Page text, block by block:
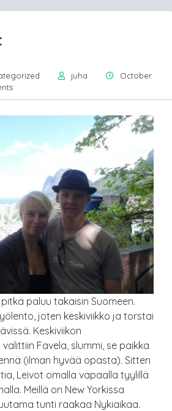
juha
October
paluu takaisin Suomeen.
joten keskiviikko ja torstai
Keskiviikon
Favela, slummi, se paikka
(ilman hyvää opasta). Sitten
Leivot omalla vapaalla tyylillä
Meillä on New Yorkissa
tunti raakaa Nykiaikaa.